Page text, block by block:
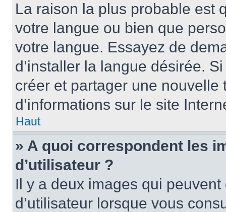
La raison la plus probable est
votre langue ou bien que
votre langue. Essayez de
d’installer la langue désirée.
créer et partager une
d’informations sur le site
Haut
» A quoi correspondent les
d’utilisateur ?
Il y a deux images qui
d’utilisateur lorsque vous